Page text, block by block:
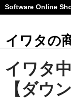
Software Online
イワタの
ご利用ガイド
お問い合わせ
イワタ
【ダウ